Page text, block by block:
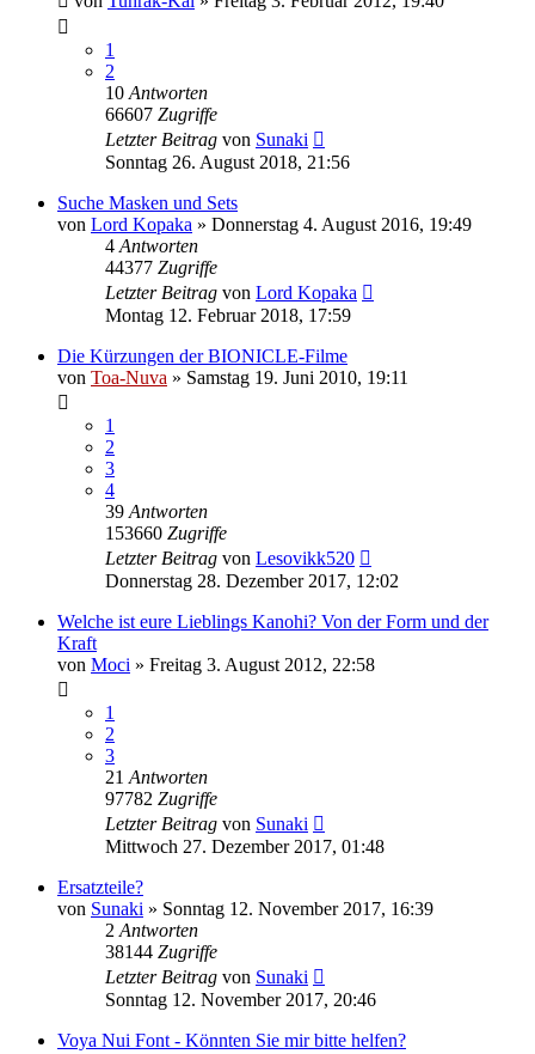
1
2
10 Antworten
66607 Zugriffe
Letzter Beitrag von Sunaki
Sonntag 26. August 2018, 21:56
Suche Masken und Sets
von Lord Kopaka » Donnerstag 4. August 2016, 19:49
4 Antworten
44377 Zugriffe
Letzter Beitrag von Lord Kopaka
Montag 12. Februar 2018, 17:59
Die Kürzungen der BIONICLE-Filme
von Toa-Nuva » Samstag 19. Juni 2010, 19:11
1
2
3
4
39 Antworten
153660 Zugriffe
Letzter Beitrag von Lesovikk520
Donnerstag 28. Dezember 2017, 12:02
Welche ist eure Lieblings Kanohi? Von der Form und der
Kraft
von Moci » Freitag 3. August 2012, 22:58
1
2
3
21 Antworten
97782 Zugriffe
Letzter Beitrag von Sunaki
Mittwoch 27. Dezember 2017, 01:48
Ersatzteile?
von Sunaki » Sonntag 12. November 2017, 16:39
2 Antworten
38144 Zugriffe
Letzter Beitrag von Sunaki
Sonntag 12. November 2017, 20:46
Voya Nui Font - Könnten Sie mir bitte helfen?